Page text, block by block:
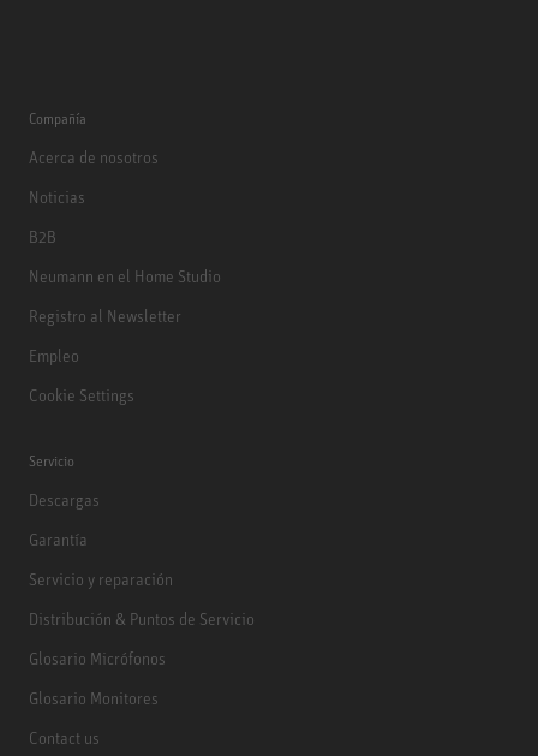
Compañía
Acerca de nosotros
Noticias
B2B
Neumann en el Home Studio
Registro al Newsletter
Empleo
Cookie Settings
Servicio
Descargas
Garantía
Servicio y reparación
Distribución & Puntos de Servicio
Glosario Micrófonos
Glosario Monitores
Contact us